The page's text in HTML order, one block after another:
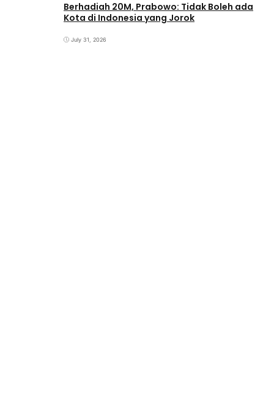
Berhadiah 20M, Prabowo: Tidak Boleh ada
Kota di Indonesia yang Jorok
July 31, 2026